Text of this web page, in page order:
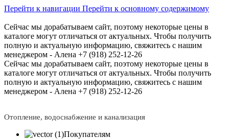
Перейти к навигации Перейти к основному содержимому
Сейчас мы дорабатываем сайт, поэтому некоторые цены в
каталоге могут отличаться от актуальных. Чтобы получить
полную и актуальную информацию, свяжитесь с нашим
менеджером - Алена +7 (918) 252-12-26
Сейчас мы дорабатываем сайт, поэтому некоторые цены в
каталоге могут отличаться от актуальных. Чтобы получить
полную и актуальную информацию, свяжитесь с нашим
менеджером - Алена +7 (918) 252-12-26
Отопление, водоснабжение и канализация
Покупателям